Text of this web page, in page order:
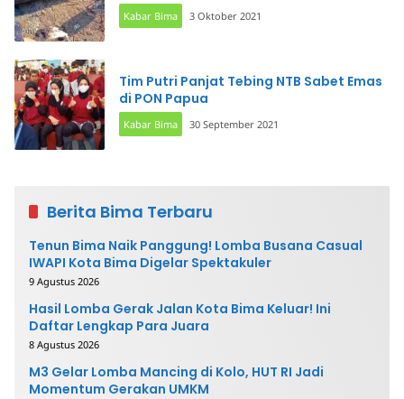
Kabar Bima 3 Oktober 2021
Tim Putri Panjat Tebing NTB Sabet Emas
di PON Papua
Kabar Bima 30 September 2021
Berita Bima Terbaru
Tenun Bima Naik Panggung! Lomba Busana Casual
IWAPI Kota Bima Digelar Spektakuler
9 Agustus 2026
Hasil Lomba Gerak Jalan Kota Bima Keluar! Ini
Daftar Lengkap Para Juara
8 Agustus 2026
M3 Gelar Lomba Mancing di Kolo, HUT RI Jadi
Momentum Gerakan UMKM